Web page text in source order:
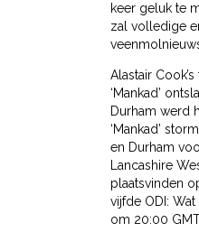
keer geluk te
zal volledige
Alastair
‘Mankad’
Durham werd
‘Mankad’
en Durham
Lancashire
plaatsvinden
vijfde ODI:
om 20:00